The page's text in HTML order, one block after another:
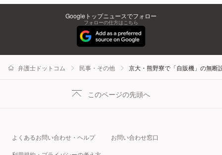
Googleトップニュースでフォロー
フォローの仕方はこちら
弁護士ドットコム 民事・その他 京大・熊野寮で「自販機」の無
このページの先頭へ
よくあるお問い合わせ・ヘルプ お問い合わせ窓口